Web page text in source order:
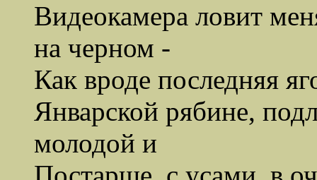
Видеокамера ловит
на черном -
Как вроде последняя
Январской рябине,
молодой и